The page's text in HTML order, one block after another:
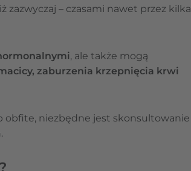
zazwyczaj – czasami nawet przez kilka
, ale także mogą
zaburzenia krzepnięcia krwi
obfite, niezbędne jest skonsultowanie